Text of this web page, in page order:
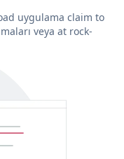
uygulama claim to
veya at rock-